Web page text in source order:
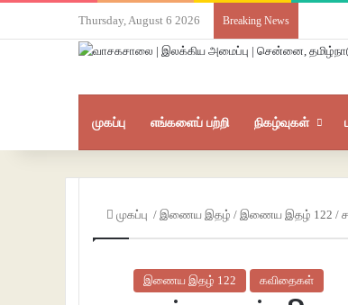
Thursday, August 6 2026 Breaking News
முகப்பு எங்களைப் பற்றி நிகழ்வுகள்
முகப்பு / இணைய இதழ் / இணைய இதழ் 122 /
இணைய இதழ் 122 கவிதைகள்